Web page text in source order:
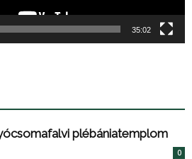
35:02
plébániatemplom
0